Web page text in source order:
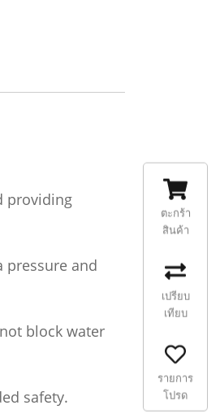
providing
pressure and
block water
safety.
ตะกร้า
สินค้า
เปรียบ
เทียบ
รายการ
โปรด